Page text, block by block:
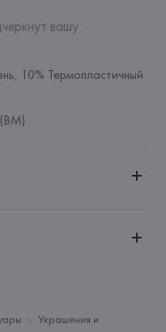
вашу
10% Термопластичный
S.A., Rua do Sistelo,
Украшения и